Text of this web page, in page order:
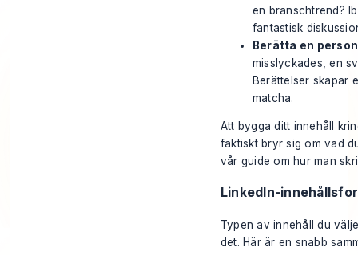
en branschtrend?
fantastisk
Berätta en
misslyckades, en
Berättelser skapar
matcha.
Att bygga ditt innehåll
faktiskt bryr sig om vad
vår guide om hur man
LinkedIn-
Typen av innehåll du
det. Här är en snabb